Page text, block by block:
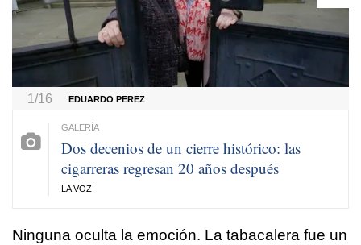
1/16 EDUARDO PEREZ
Dos decenios de un cierre histórico: las
cigarreras regresan 20 años después
LA VOZ
Ninguna oculta la emoción. La tabacalera fue un